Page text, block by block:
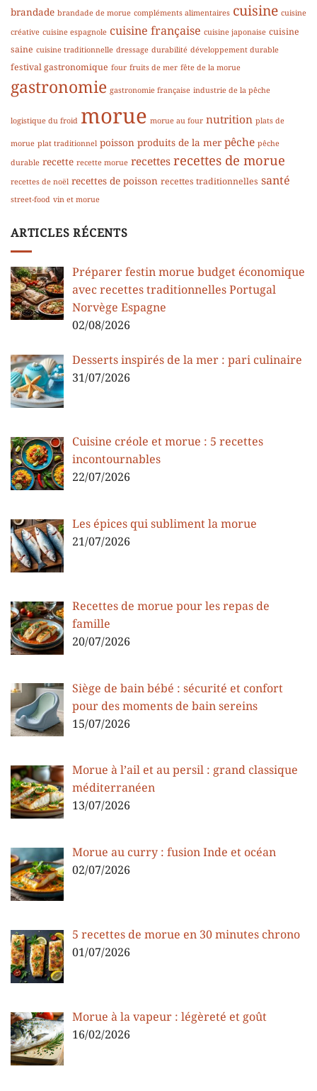
brandade brandade de morue compléments alimentaires cuisine cuisine
créative cuisine espagnole cuisine française cuisine japonaise cuisine
saine cuisine traditionnelle dressage durabilité développement durable
festival gastronomique four fruits de mer fête de la morue
gastronomie gastronomie française industrie de la pêche
logistique du froid morue morue au four nutrition plats de
morue plat traditionnel poisson produits de la mer pêche pêche
durable recette recette morue recettes recettes de morue
recettes de noël recettes de poisson recettes traditionnelles santé
street-food vin et morue
ARTICLES RÉCENTS
Préparer festin morue budget économique
avec recettes traditionnelles Portugal
Norvège Espagne
02/08/2026
Desserts inspirés de la mer : pari culinaire
31/07/2026
Cuisine créole et morue : 5 recettes
incontournables
22/07/2026
Les épices qui subliment la morue
21/07/2026
Recettes de morue pour les repas de
famille
20/07/2026
Siège de bain bébé : sécurité et confort
pour des moments de bain sereins
15/07/2026
Morue à l’ail et au persil : grand classique
méditerranéen
13/07/2026
Morue au curry : fusion Inde et océan
02/07/2026
5 recettes de morue en 30 minutes chrono
01/07/2026
Morue à la vapeur : légèreté et goût
16/02/2026